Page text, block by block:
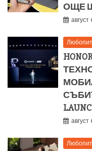
ОЩЕ
август
август